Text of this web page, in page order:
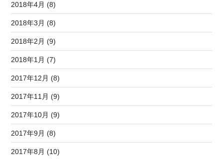
2018年4月 (8)
2018年3月 (8)
2018年2月 (9)
2018年1月 (7)
2017年12月 (8)
2017年11月 (9)
2017年10月 (9)
2017年9月 (8)
2017年8月 (10)